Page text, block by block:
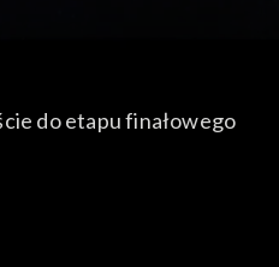
do etapu finałowego